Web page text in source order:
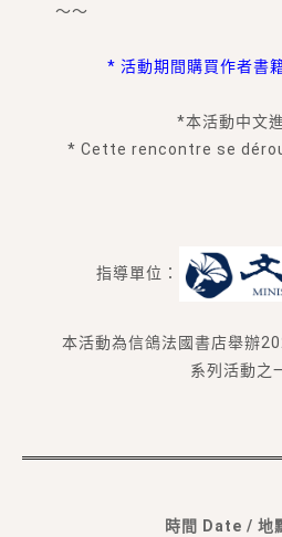
～～
* 活動期間購買作者書
*本活動中文
* Cette rencontre se
指導單位：
本活動為信鴿法國書店舉辦
系列活動之
時間 Date / 地